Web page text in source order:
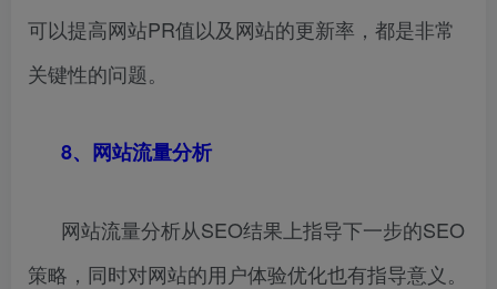
可以提高网站PR值以及网站的更新率，都是非常
关键性的问题。
8、网站流量分析
网站流量分析从SEO结果上指导下一步的SEO
策略，同时对网站的用户体验优化也有指导意义。